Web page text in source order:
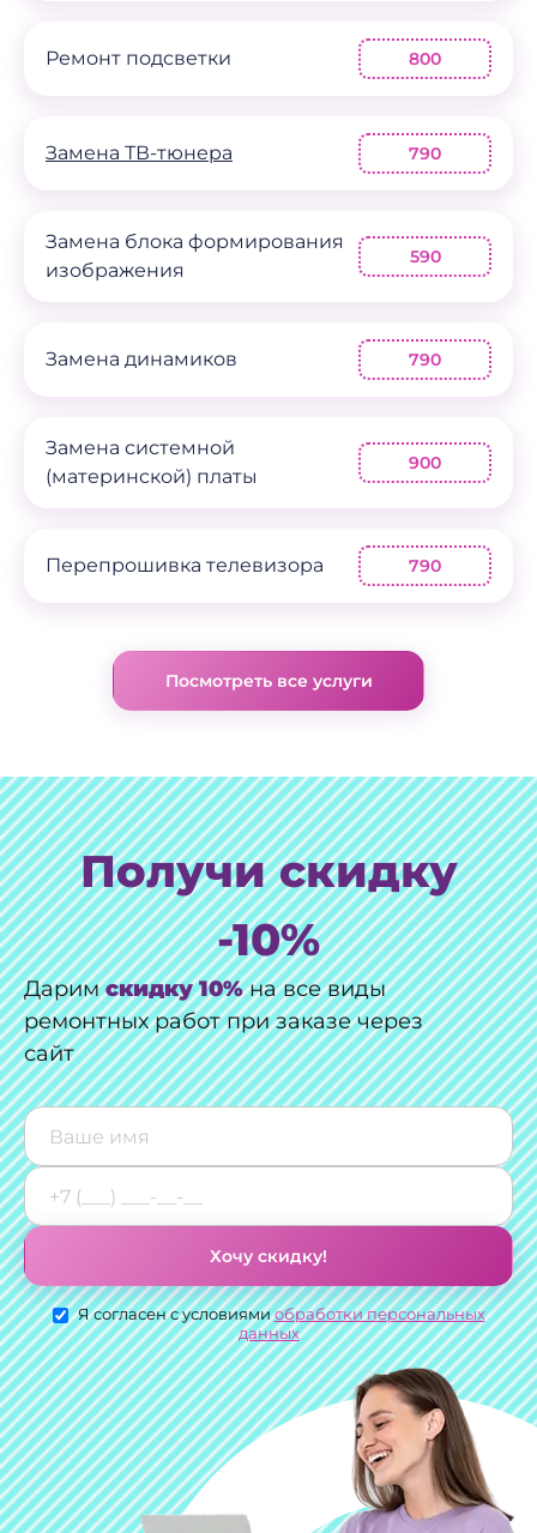
Ремонт подсветки 800
Замена ТВ-тюнера 790
Замена блока формирования
изображения
590
Замена динамиков 790
Замена системной
(материнской) платы
900
Перепрошивка телевизора 790
Посмотреть все услуги
Получи скидку
-10%
Даримскидку 10%на все виды
ремонтных работ при заказе через
сайт
Хочу скидку!
Я согласен с условиямиобработки персональных
данных